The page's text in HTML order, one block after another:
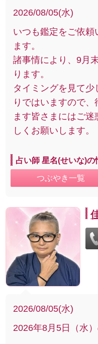
2026/08/05(水)
いつも鑑定をご依
ます。
諸事情により、9月
ります。
タイミングを見て少
りではいますので
ます皆さまにはご
しくお願いします。
占い師 星名(せいな)の
つぶやき一覧
2026/08/05(水)
2026年8月5日（水